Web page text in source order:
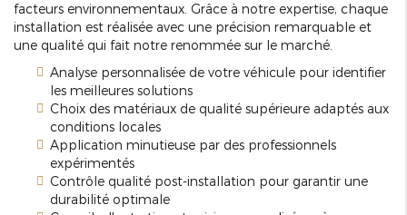
facteurs environnementaux. Grâce à notre expertise, chaque
installation est réalisée avec une précision remarquable et
une qualité qui fait notre renommée sur le marché.
Analyse personnalisée de votre véhicule pour identifier
les meilleures solutions
Choix des matériaux de qualité supérieure adaptés aux
conditions locales
Application minutieuse par des professionnels
expérimentés
Contrôle qualité post-installation pour garantir une
durabilité optimale